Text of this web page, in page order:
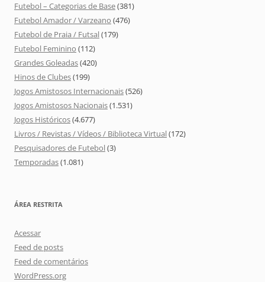
Futebol – Categorias de Base(381)
Futebol Amador / Varzeano (476)
Futebol de Praia / Futsal(179)
Futebol Feminino (112)
Grandes Goleadas(420)
Hinos de Clubes(199)
Jogos Amistosos Internacionais(526)
Jogos Amistosos Nacionais(1.531)
Jogos Históricos(4.677)
Livros / Revistas / Vídeos / Biblioteca Virtual(172)
Pesquisadores de Futebol(3)
Temporadas(1.081)
ÁREA RESTRITA
Acessar
Feed de posts
Feed de comentários
WordPress.org